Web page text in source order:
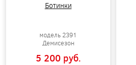
Ботинки
модель 2391
Демисезон
5 200 pуб.